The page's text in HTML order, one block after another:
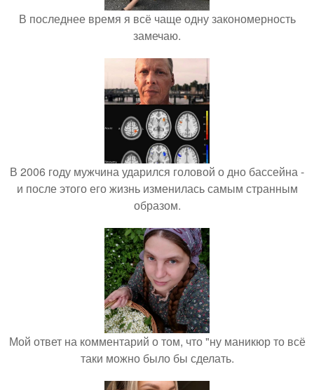
В последнее время я всё чаще одну закономерность
замечаю.
В 2006 году мужчина ударился головой о дно бассейна -
и после этого его жизнь изменилась самым странным
образом.
Мой ответ на комментарий о том, что "ну маникюр то всё
таки можно было бы сделать.